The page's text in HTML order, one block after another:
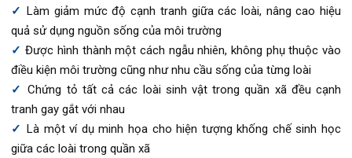
Làm giảm mức độ cạnh tranh giữa các loài, nâng cao hiệu
quả sử dụng nguồn sống của môi trường
Được hình thành một cách ngẫu nhiên, không phụ thuộc vào
điều kiện môi trường cũng như nhu cầu sống của từng loài
Chứng tỏ tất cả các loài sinh vật trong quần xã đều cạnh
tranh gay gắt với nhau
Là một ví dụ minh họa cho hiện tượng khống chế sinh học
giữa các loài trong quần xã